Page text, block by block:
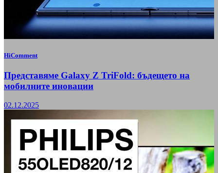
HiComment
Представяме Galaxy Z TriFold: бъдещето на
мобилните иновации
02.12.2025